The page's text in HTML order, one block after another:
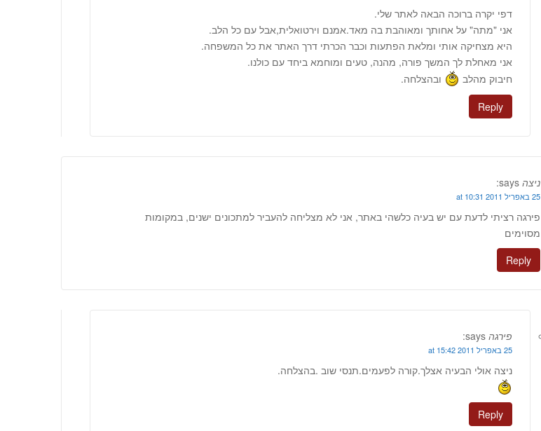
דפי יקרה ברוכה הבאה לאתר שלי.
אני "מתה" על אחותך ומאוהבת בה מאד.אמנם וירטואלית,אבל עם כל הלב.
היא מצחיקה אותי ומלאת הפתעות וכבר הכרתי דרך האתר את כל המשפחה.
אני מאחלת לך המשך פורה, מהנה, טעים ומוחמא ביחד עם כולנו.
חיבוק מהלב
ובהצלחה.
Reply
ניצה says:
25 באפריל 2011 at 10:31
פירגה רציתי לדעת עם יש בעיה כלשהי באתר, אני לא מצליחה להעביר למתכונים ישנים, במקומות
מסוימים
Reply
פירגה says:
25 באפריל 2011 at 15:42
ניצה אולי הבעיה אצלך.קורה לפעמים.תנסי שוב .בהצלחה.
Reply